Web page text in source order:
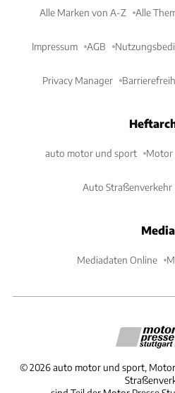
Alle Marken von A-Z Alle
Impressum AGB
Privacy Manager
auto motor und sport Motor
Auto Straßenverkehr
Media
Mediadaten Online
©2026 auto motor und sport,